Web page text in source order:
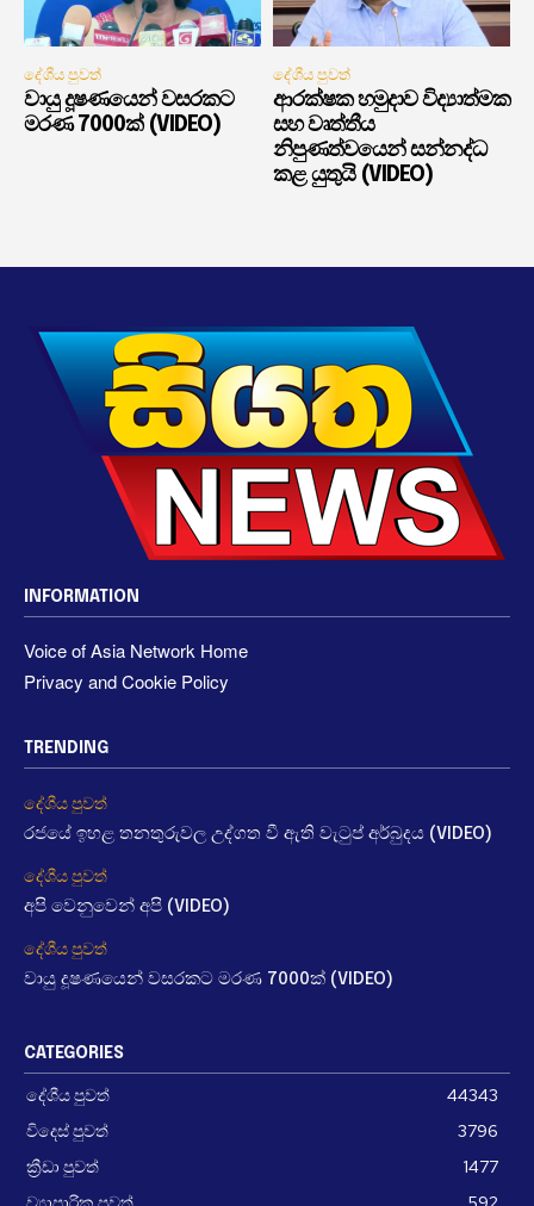
දේශීය පුවත්
වායු දූෂණයෙන් වසරකට
මරණ 7000ක් (VIDEO)
දේශීය පුවත්
ආරක්ෂක හමුදාව විද්‍යාත්මක
සහ වෘත්තීය
නිපුණත්වයෙන් සන්නද්ධ
කළ යුතුයි (VIDEO)
INFORMATION
Voice of Asia Network Home
Privacy and Cookie Policy
TRENDING
දේශීය පුවත්
රජයේ ඉහළ තනතුරුවල උද්ගත වී ඇති වැටුප් අර්බුදය (VIDEO)
දේශීය පුවත්
අපි වෙනුවෙන් අපි (VIDEO)
දේශීය පුවත්
වායු දූෂණයෙන් වසරකට මරණ 7000ක් (VIDEO)
CATEGORIES
දේශීය පුවත්
44343
විදෙස් පුවත්
3796
ක්‍රීඩා පුවත්
1477